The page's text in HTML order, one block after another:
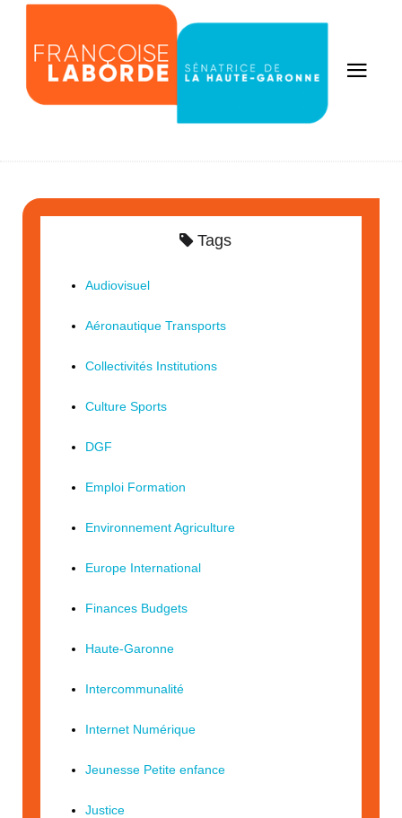
Tags
Audiovisuel
Aéronautique Transports
Collectivités Institutions
Culture Sports
DGF
Emploi Formation
Environnement Agriculture
Europe International
Finances Budgets
Haute-Garonne
Intercommunalité
Internet Numérique
Jeunesse Petite enfance
Justice